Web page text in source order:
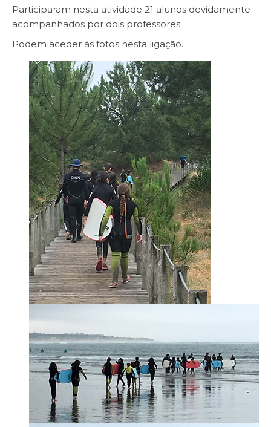
Participaram nesta atividade 21 alunos devidamente
acompanhados por dois professores.
Podem aceder às fotos nesta ligação.